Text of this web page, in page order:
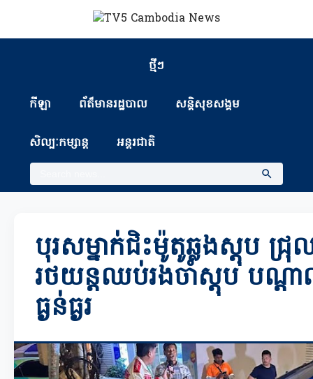
ថ្មីៗ
កីឡា ព័ត៏មានរដ្ឋបាល សន្តិសុខសង្គម
សិល្បៈកម្សាន្ត អន្តរជាតិ
បុរសម្នាក់ជិះម៉ូតូឆ្លងស្តុប ជ្
រថយន្តឈប់រងចាំស្តុប បណ្ត
ធ្ងន់ធ្ងរ